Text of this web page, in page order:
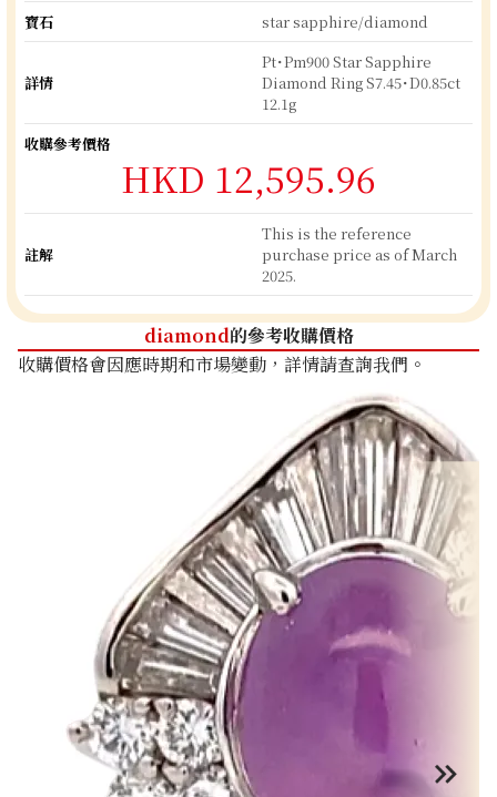
寶石 star sapphire/diamond
詳情
Pt･Pm900 Star Sapphire
Diamond Ring S7.45･D0.85ct
12.1g
收購參考價格
HKD 12,595.96
註解
This is the reference
purchase price as of March
2025.
diamond的參考收購價格
收購價格會因應時期和市場變動，詳情請查詢我們。